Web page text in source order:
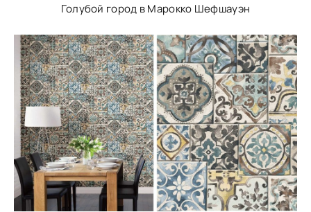
Голубой город в Марокко Шефшауэн